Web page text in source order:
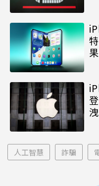
人工智慧 詐騙